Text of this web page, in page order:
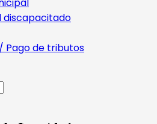
discapacitado
Pago de tributos